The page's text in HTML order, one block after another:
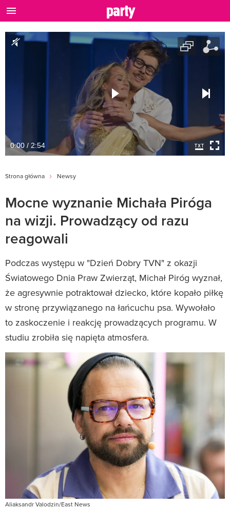
0:00 / 2:54
Strona główna Newsy
Mocne wyznanie Michała Piróga
na wizji. Prowadzący od razu
reagowali
Podczas występu w "Dzień Dobry TVN" z okazji
Światowego Dnia Praw Zwierząt, Michał Piróg wyznał,
że agresywnie potraktował dziecko, które kopało piłkę
w stronę przywiązanego na łańcuchu psa. Wywołało
to zaskoczenie i reakcję prowadzących programu. W
studiu zrobiła się napięta atmosfera.
Aliaksandr Valodzin/East News